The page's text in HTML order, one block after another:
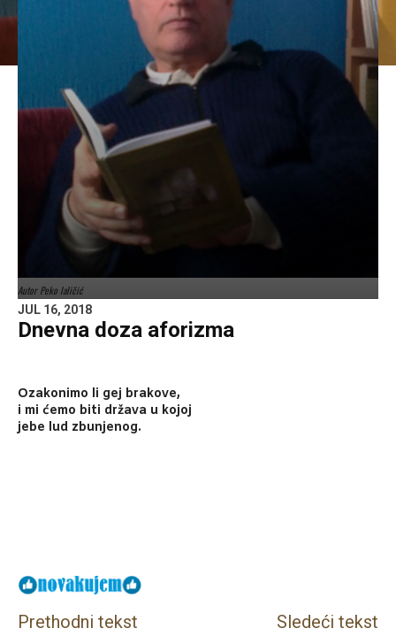
Autor Peko laličić
JUL 16, 2018
Dnevna doza aforizma
Ozakonimo li gej brakove,
i mi ćemo biti država u kojoj
jebe lud zbunjenog.
Prethodni tekst Sledeći tekst